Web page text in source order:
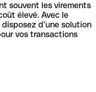
souvent les virements
élevé. Avec le
d’une solution
vos transactions